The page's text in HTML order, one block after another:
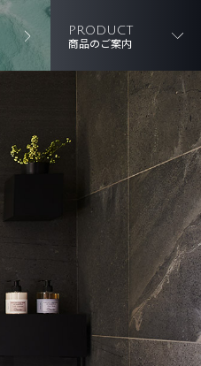
PRODUCT
商品のご案内